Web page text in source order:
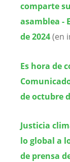
comparte
asamblea -
de 2024(en
Es hora de
de octubre
Justicia
lo global a
de prensa